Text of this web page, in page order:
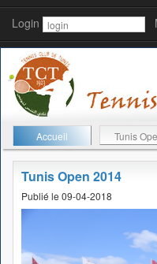
Login
Accueil Tunis
Tunis Open 2014
Publié le 09-04-2018